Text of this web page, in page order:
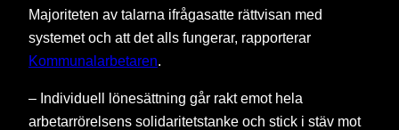
Majoriteten av talarna ifrågasatte rättvisan med
systemet och att det alls fungerar, rapporterar
Kommunalarbetaren
– Individuell lönesättning går rakt emot hela
arbetarrörelsens solidaritetstanke och stick i stäv mot